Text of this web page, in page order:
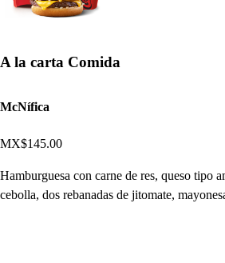
A la carta Comida
McNífica
MX$145.00
Hamburguesa con carne de res, queso tipo
cebolla, dos rebanadas de jitomate,